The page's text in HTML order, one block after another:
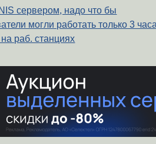
сервером, надо что бы
могли работать только 3
раб. станциях